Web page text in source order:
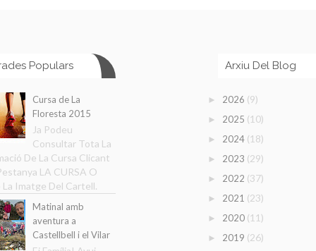
Populars
Cursa de La
Floresta 2015
Ja Podeu
Consultar Tota La
De La Cursa Clicant
LA CURSA O
La Imatge Del Cartell.
Matinal amb
aventura a
Castellbell i el Vilar
Arxiu Del Blog
► 2026 (9)
► 2025 (10)
► 2024 (18)
► 2023 (29)
► 2022 (37)
► 2021 (23)
► 2020 (11)
► 2019 (26)